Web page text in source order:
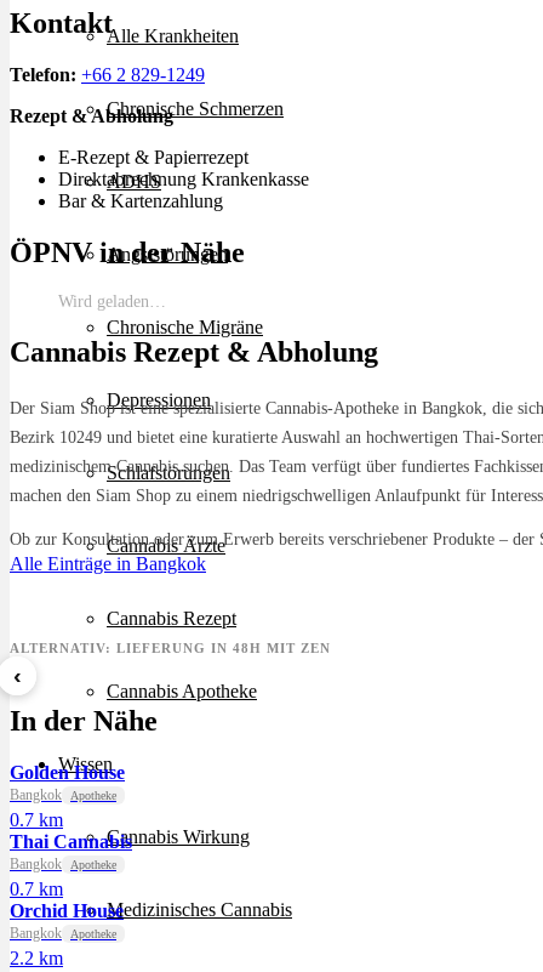
Alle Krankheiten
Chronische Schmerzen
ADHS
Angststörungen
Chronische Migräne
Depressionen
Schlafstörungen
Cannabis Ärzte
Cannabis Rezept
Cannabis Apotheke
Wissen
Cannabis Wirkung
Medizinisches Cannabis
Kontakt
Telefon: +66 2 829-1249
Rezept & Abholung
E-Rezept & Papierrezept
Direktabrechnung Krankenkasse
Bar & Kartenzahlung
ÖPNV in der Nähe
Wird geladen…
Cannabis Rezept & Abholung
Der Siam Shop ist eine spezialisierte Cannabis-Apotheke in Bangkok, die
Bezirk 10249 und bietet eine kuratierte Auswahl an hochwertigen Thai-
medizinischem Cannabis suchen. Das Team verfügt über fundiertes
machen den Siam Shop zu einem niedrigschwelligen Anlaufpunkt für
Ob zur Konsultation oder zum Erwerb bereits verschriebener Produkte –
Alle Einträge in Bangkok
ALTERNATIV: LIEFERUNG IN 48H MIT ZEN
‹
Sour Mintz Haze
ab 5,99 €/g
In der Nähe
Golden House
Bangkok Apotheke
0.7 km
Thai Cannabis
Bangkok Apotheke
0.7 km
Orchid House
Bangkok Apotheke
2.2 km